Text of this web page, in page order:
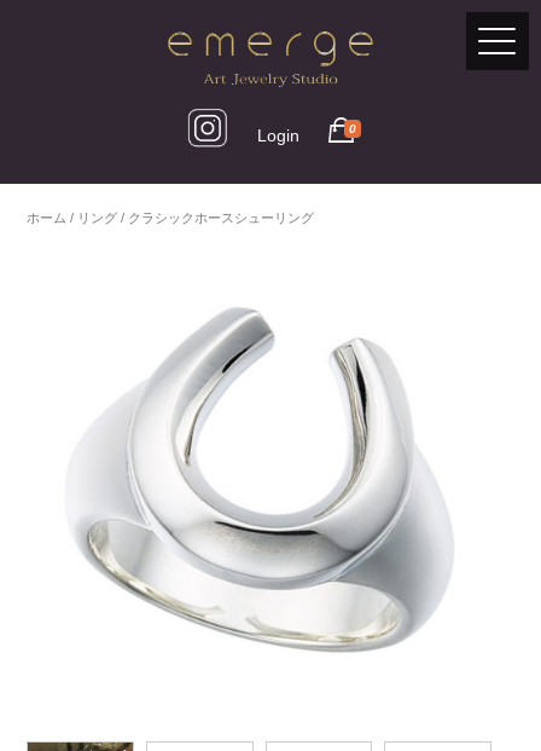
Login 0
ホーム / リング / クラシックホースシューリング